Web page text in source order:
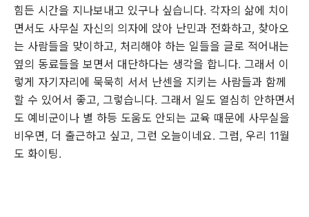
힘든 시간을 지나보내고 있구나 싶습니다. 각자의 삶에 치이
면서도 사무실 자신의 의자에 앉아 난민과 전화하고, 찾아오
는 사람들을 맞이하고, 처리해야 하는 일들을 글로 적어내는
옆의 동료들을 보면서 대단하다는 생각을 합니다. 그래서 이
렇게 자기자리에 묵묵히 서서 난센을 지키는 사람들과 함께
할 수 있어서 좋고, 그렇습니다. 그래서 일도 열심히 안하면서
도 예비군이나 별 하등 도움도 안되는 교육 때문에 사무실을
비우면, 더 출근하고 싶고, 그런 오늘이네요. 그럼, 우리 11월
도 화이팅.